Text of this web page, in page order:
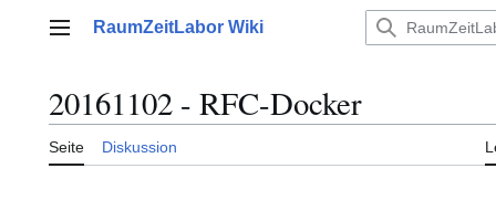
Hauptmenü
RaumZeitLabor Wiki
20161102 - RFC-Docker
Seite Diskussion